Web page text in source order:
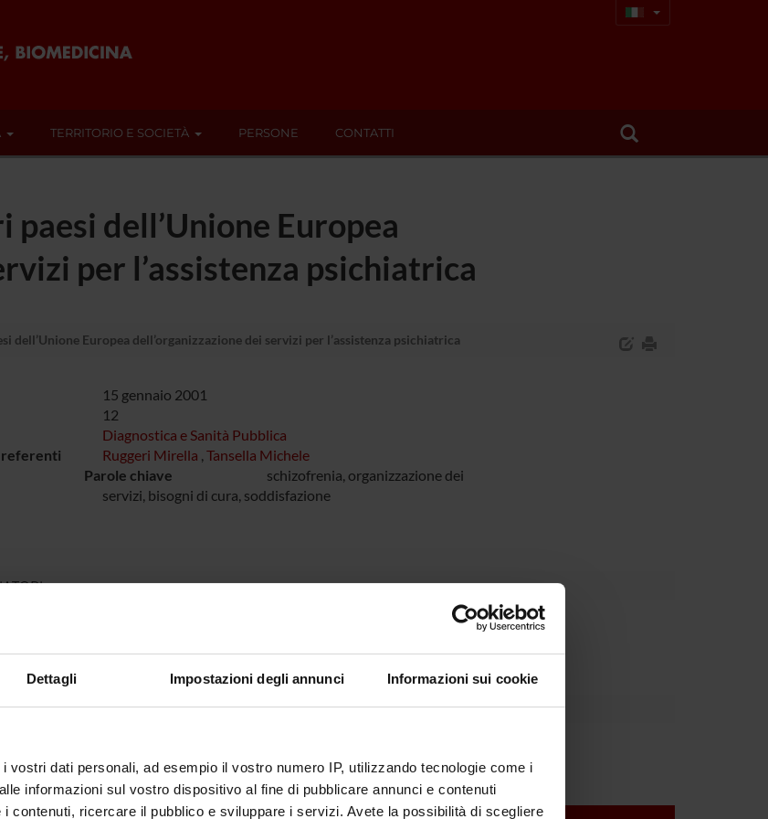
Dettagli Impostazioni degli annunci Informazioni sui cookie
vostri dati personali, ad esempio il vostro numero IP, utilizzando tecnologie come i
informazioni sul vostro dispositivo al fine di pubblicare annunci e contenuti
contenuti, ricercare il pubblico e sviluppare i servizi. Avete la possibilità di scegliere
TERRITORIO E SOCIETÀ PERSONE CONTATTI
dell’Unione Europea
per l’assistenza psichiatrica
dell’Unione Europea dell’organizzazione dei servizi per l’assistenza psichiatrica
15 gennaio 2001
12
Diagnostica e Sanità Pubblica
referenti
Ruggeri Mirella , Tansella Michele
Parole chiave
schizofrenia, organizzazione dei
servizi, bisogni di cura, soddisfazione
AL PROGETTO